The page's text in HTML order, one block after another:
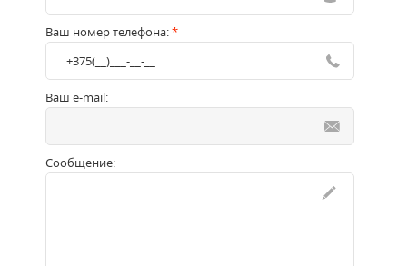
Ваш номер телефона:*
Ваш e-mail:
Сообщение: